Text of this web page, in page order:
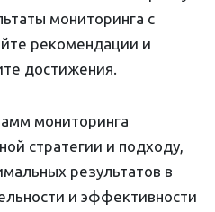
мониторинга с
рекомендации и
достижения.
мониторинга
стратегии и подходу,
результатов в
и эффективности